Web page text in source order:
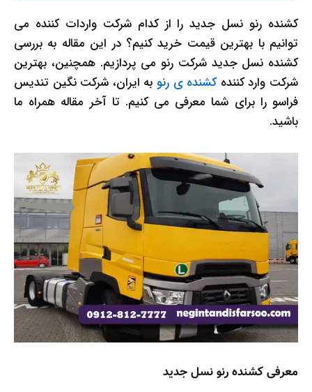
کشنده رنو نسل جدید را از کدام شرکت واردات کننده می
توانیم با بهترین قیمت خرید کنیم؟ در این مقاله به بررسی
کشنده نسل جدید شرکت رنو می پردازیم. همچنین، بهترین
شرکت وارد کنندهکشنده ی رنو به ایران، شرکت نگین تندیس
فراسو را برای شما معرفی می کنیم. تا آخر مقاله همراه ما
باشید.
معرفی کشنده رنو نسل جدید